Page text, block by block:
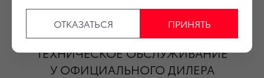
ПОЧЕМУ ВАЖНО ПРОХОДИТЬ
ТЕХНИЧЕСКОЕ ОБСЛУЖИВАНИЕ
У ОФИЦИАЛЬНОГО ДИЛЕРА
ОТКАЗАТЬСЯ ПРИНЯТЬ